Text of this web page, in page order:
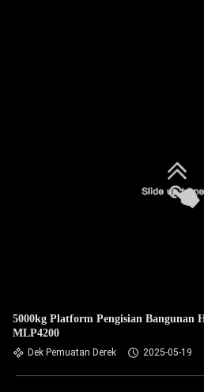
5000kg Platform Pengisian Bangunan
MLP4200
Dek Pemuatan Derek 2025-05-19